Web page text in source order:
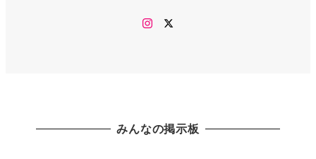
Instagram
みんなの掲示板